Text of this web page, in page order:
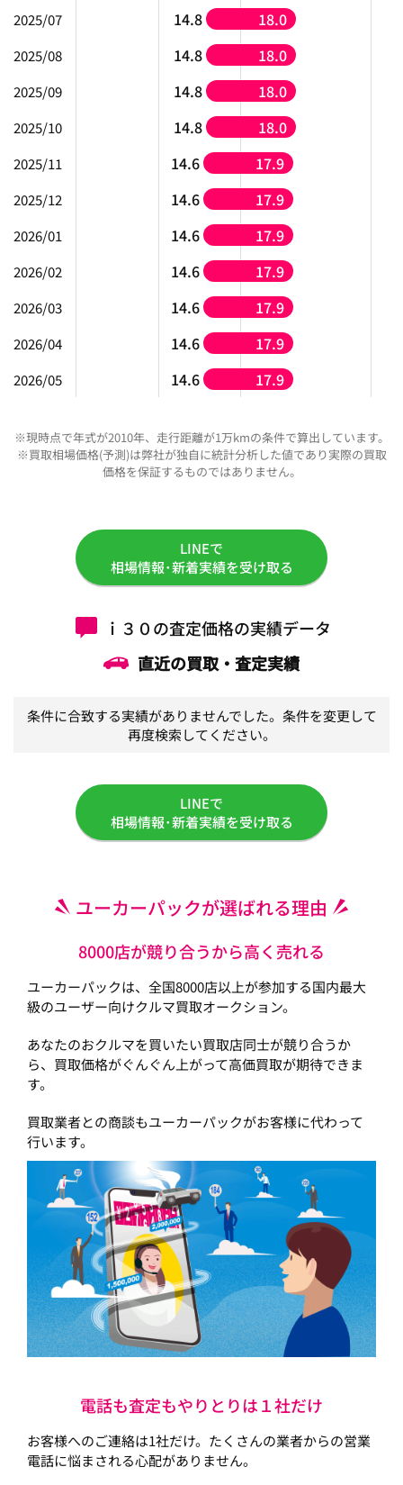
2025/07 14.8 18.0
2025/08 14.8 18.0
2025/09 14.8 18.0
2025/10 14.8 18.0
2025/11 14.6 17.9
2025/12 14.6 17.9
2026/01 14.6 17.9
2026/02 14.6 17.9
2026/03 14.6 17.9
2026/04 14.6 17.9
2026/05 14.6 17.9
※現時点で年式が2010年、走行距離が1万kmの条件で算出しています。
※買取相場価格(予測)は弊社が独自に統計分析した値であり実際の買取
価格を保証するものではありません。
LINEで
相場情報･新着実績を受け取る
ｉ３０の査定価格の実績データ
直近の買取・査定実績
条件に合致する実績がありませんでした。条件を変更して
再度検索してください。
LINEで
相場情報･新着実績を受け取る
ユーカーパックが選ばれる理由
8000店が競り合うから高く売れる
ユーカーパックは、全国8000店以上が参加する国内最大
級のユーザー向けクルマ買取オークション。
あなたのおクルマを買いたい買取店同士が競り合うか
ら、買取価格がぐんぐん上がって高価買取が期待できま
す。
買取業者との商談もユーカーパックがお客様に代わって
行います。
電話も査定もやりとりは１社だけ
お客様へのご連絡は1社だけ。たくさんの業者からの営業
電話に悩まされる心配がありません。